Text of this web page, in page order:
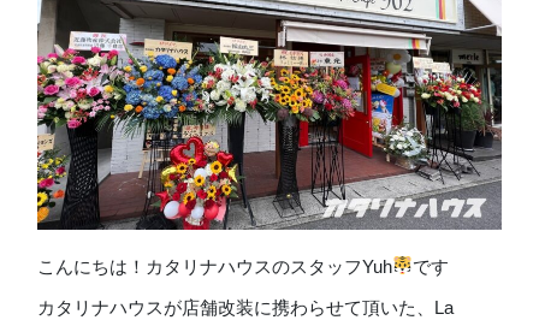
こんにちは！カタリナハウスのスタッフYuh
です
カタリナハウスが店舗改装に携わらせて頂いた、La